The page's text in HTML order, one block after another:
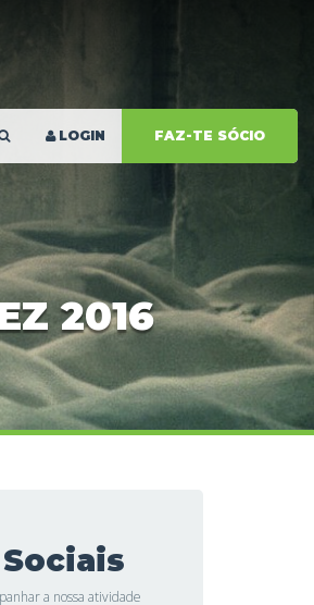
LOGIN FAZ-TE SÓCIO
2016
a nossa atividade